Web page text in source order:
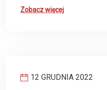
Zobacz więcej
12 GRUDNIA 2022